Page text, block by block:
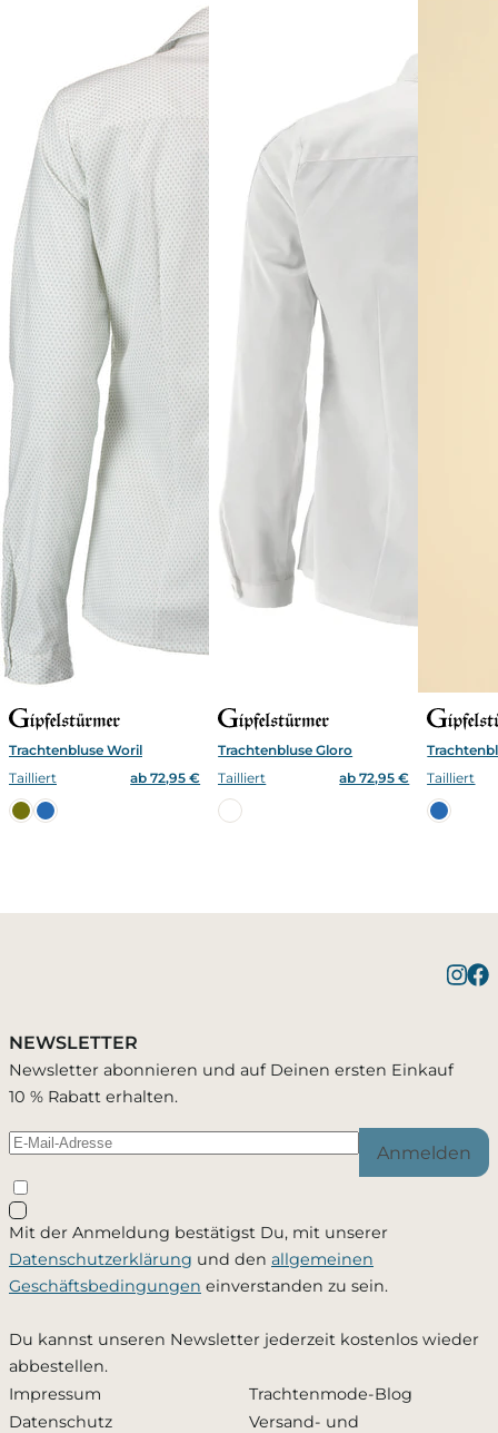
Trachtenbluse Woril
Tailliert
ab 72,95 €
Trachtenbluse Gloro
Tailliert
ab 72,95 €
Tailliert
Warenkorb ansehen
Du wirst per E-Mail benachrichtigt, sobald der
Artikel wieder verfügbar ist.
Ja, ich möchte - jederzeit widerruflich - per Mail
informiert werden, sobald dieses Produkt wieder
verfügbar ist. Meine Mailadresse wird ausschließlich
weitergegeben. DieDatenschutzerklärunghabe ich
zur Kenntnis genommen.
NEWSLETTER
Newsletter abonnieren und auf Deinen ersten Einkauf
10 % Rabatt erhalten.
Anmelden
Mit der Anmeldung bestätigst Du, mit unserer
Datenschutzerklärung und den allgemeinen
Geschäftsbedingungen einverstanden zu sein.
Du kannst unseren Newsletter jederzeit kostenlos wieder
abbestellen.
Impressum
Datenschutz
Trachtenmode-Blog
Versand- und